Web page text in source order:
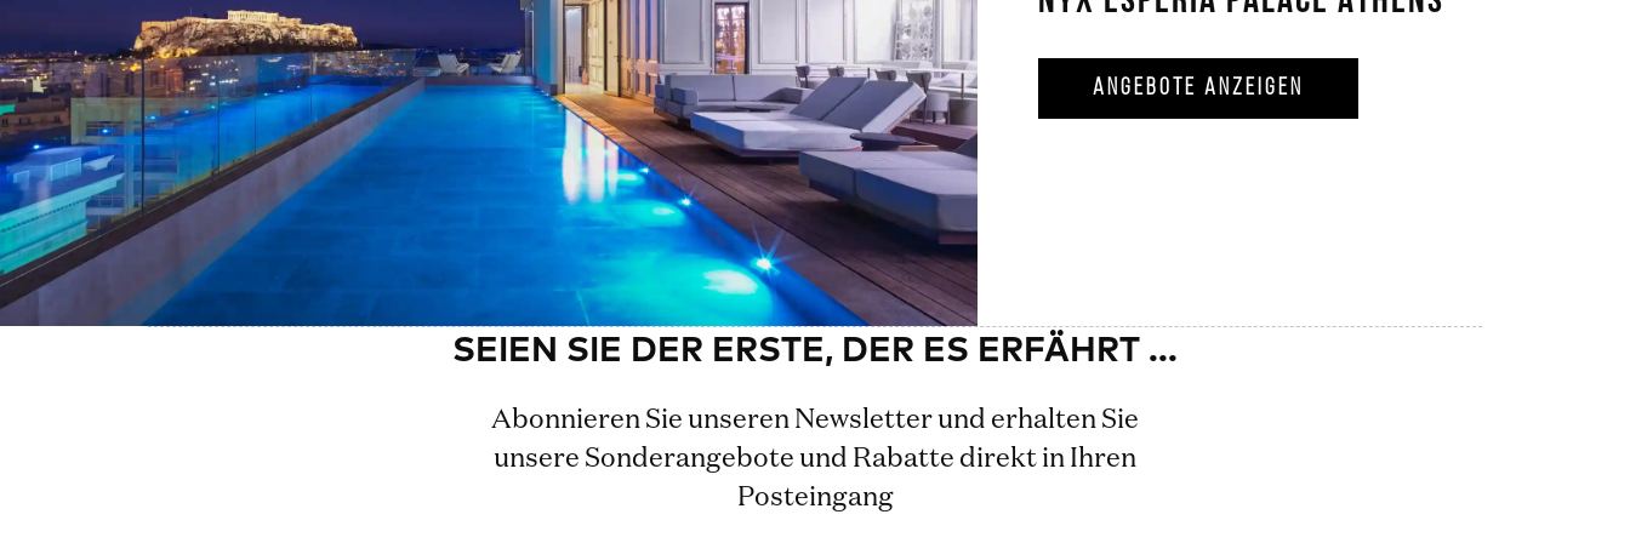
ANGEBOTE ANZEIGEN
Abonnieren Sie unseren Newsletter und erhalten Sie
unsere Sonderangebote und Rabatte direkt in Ihren
Posteingang